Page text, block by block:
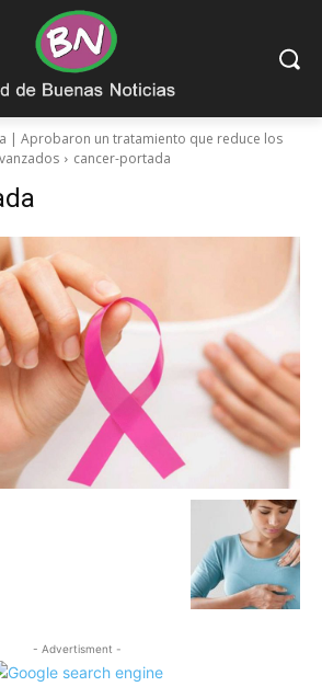
| Aprobaron un tratamiento que reduce los
cancer-portada
- Advertisment -